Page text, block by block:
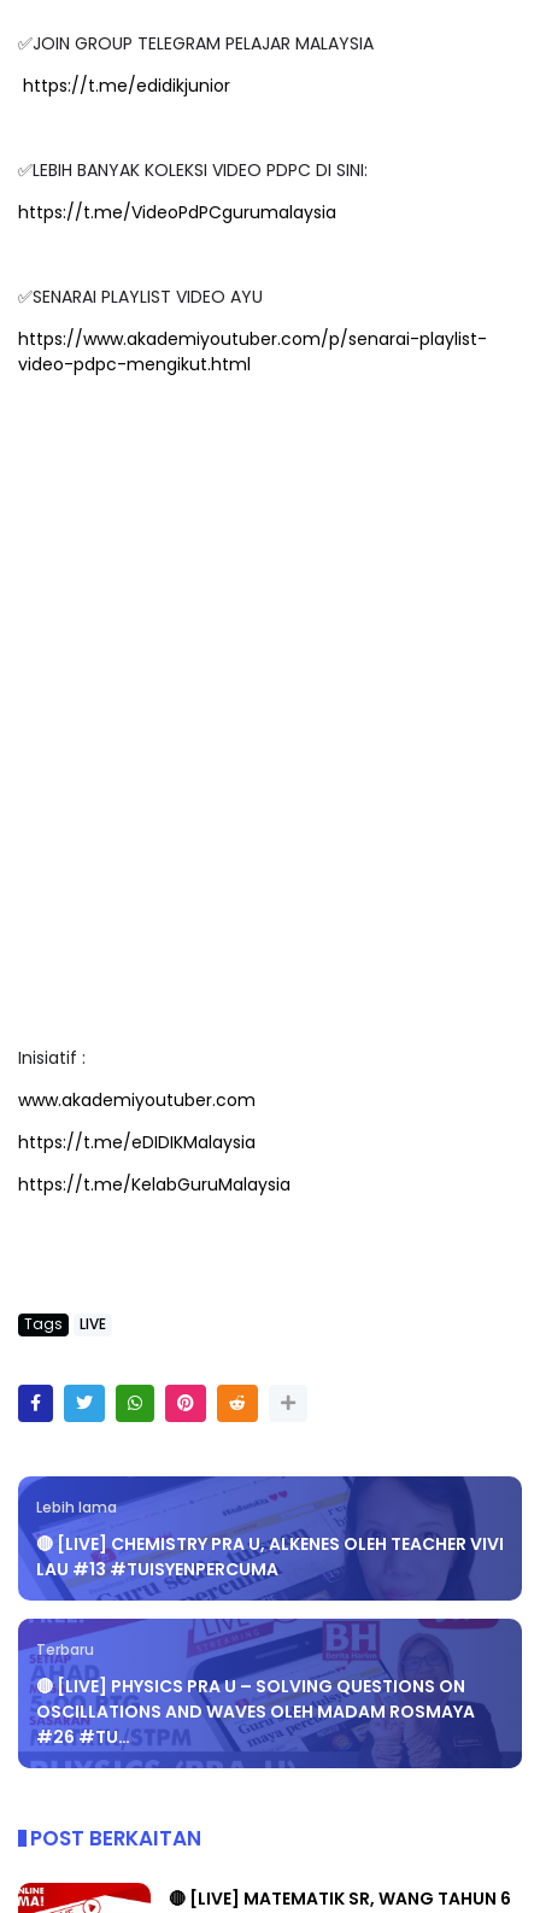
✅JOIN GROUP TELEGRAM PELAJAR MALAYSIA
https://t.me/edidikjunior
✅LEBIH BANYAK KOLEKSI VIDEO PDPC DI SINI:
https://t.me/VideoPdPCgurumalaysia
✅SENARAI PLAYLIST VIDEO AYU
https://www.akademiyoutuber.com/p/senarai-playlist-
video-pdpc-mengikut.html
Inisiatif :
www.akademiyoutuber.com
https://t.me/eDIDIKMalaysia
https://t.me/KelabGuruMalaysia
Tags LIVE
Lebih lama
🔴 [LIVE] CHEMISTRY PRA U, ALKENES OLEH TEACHER VIVI
LAU #13 #TUISYENPERCUMA
Terbaru
🔴 [LIVE] PHYSICS PRA U – SOLVING QUESTIONS ON
OSCILLATIONS AND WAVES OLEH MADAM ROSMAYA
#26 #TU…
POST BERKAITAN
🔴 [LIVE] MATEMATIK SR, WANG TAHUN 6